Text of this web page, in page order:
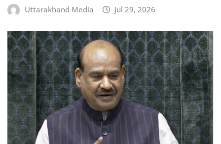
Uttarakhand Media Jul 29, 2026